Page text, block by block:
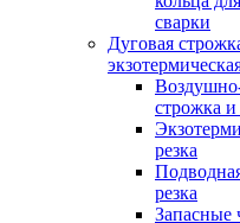
сварки
Дуговая
строжка и
резка
резка
Запасные